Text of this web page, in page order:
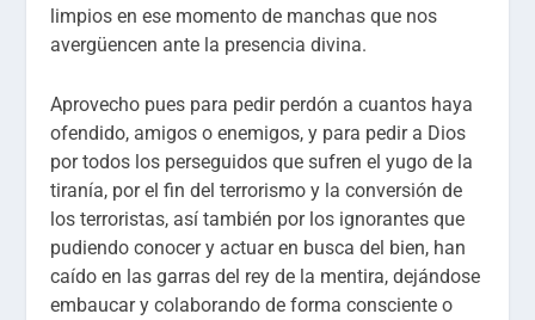
limpios en ese momento de manchas que nos
avergüencen ante la presencia divina.
Aprovecho pues para pedir perdón a cuantos haya
ofendido, amigos o enemigos, y para pedir a Dios
por todos los perseguidos que sufren el yugo de la
tiranía, por el fin del terrorismo y la conversión de
los terroristas, así también por los ignorantes que
pudiendo conocer y actuar en busca del bien, han
caído en las garras del rey de la mentira, dejándose
embaucar y colaborando de forma consciente o